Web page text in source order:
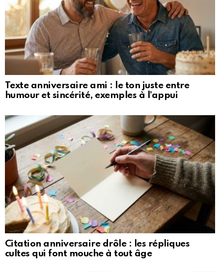
Texte anniversaire ami : le ton juste entre
humour et sincérité, exemples à l’appui
Citation anniversaire drôle : les répliques
cultes qui font mouche à tout âge